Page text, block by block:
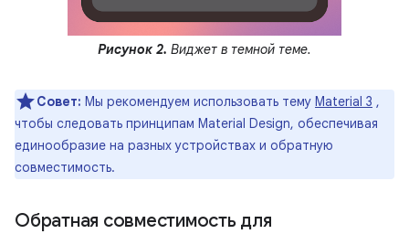
Рисунок 2. Виджет в темной теме.
Совет: Мы рекомендуем использовать тему Material 3 ,
чтобы следовать принципам Material Design, обеспечивая
единообразие на разных устройствах и обратную
совместимость.
Обратная совместимость для